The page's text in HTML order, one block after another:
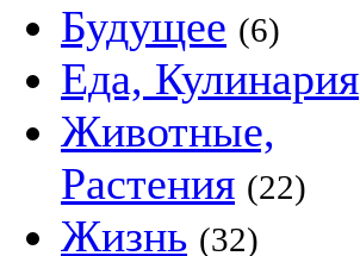
Будущее (6)
Еда, Кулинария
Животные,
Растения (22)
Жизнь (32)